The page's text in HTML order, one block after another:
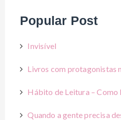
Popular Post
Invisível
Livros com protagonistas
Hábito de Leitura – Como
Quando a gente precisa